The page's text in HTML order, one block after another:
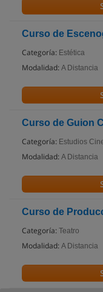
Curso de
Categoría: Estética
Modalidad: A Distancia
Curso de Guion
Categoría: Estudios
Modalidad: A Distancia
Curso de
Categoría: Teatro
Modalidad: A Distancia